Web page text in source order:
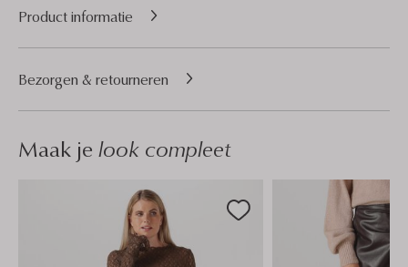
Product informatie
Bezorgen & retourneren
Maak je look compleet